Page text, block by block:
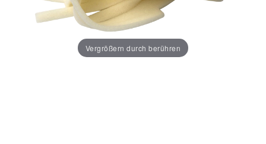
Vergrößern durch berühren